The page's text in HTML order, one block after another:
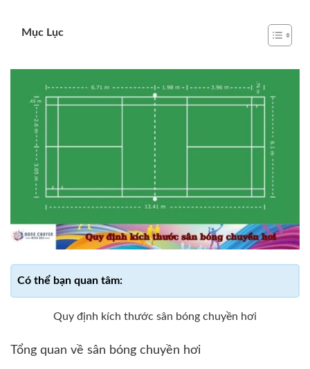
Mục Lục
Quy định kích thước sân bóng chuyền hơi
Tổng quan về sân bóng chuyền hơi